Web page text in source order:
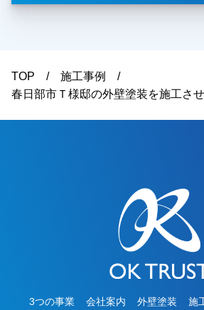
TOP
施工事例
春日部市Ｔ様邸の外壁塗装を施工さ
3つの事業 会社案内 外壁塗装 施